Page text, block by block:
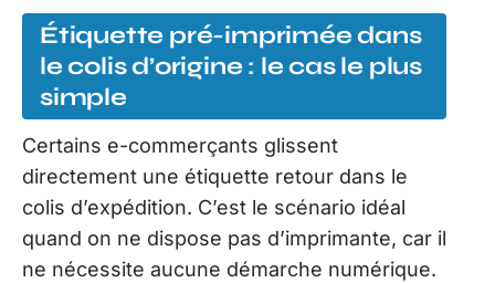
Étiquette pré-imprimée dans
le colis d’origine : le cas le plus
simple
Certains e-commerçants glissent
directement une étiquette retour dans le
colis d’expédition. C’est le scénario idéal
quand on ne dispose pas d’imprimante, car il
ne nécessite aucune démarche numérique.